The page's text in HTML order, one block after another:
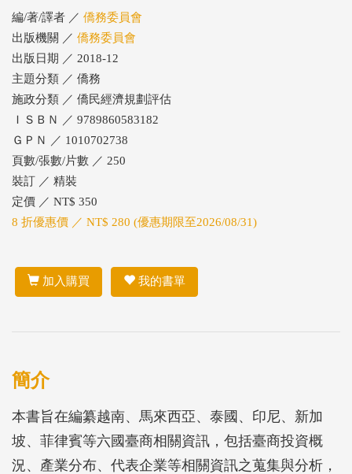
編/著/譯者 ／ 僑務委員會
出版機關 ／ 僑務委員會
出版日期 ／ 2018-12
主題分類 ／ 僑務
施政分類 ／ 僑民經濟規劃評估
ＩＳＢＮ ／ 9789860583182
ＧＰＮ ／ 1010702738
頁數/張數/片數 ／ 250
裝訂 ／ 精裝
定價 ／ NT$ 350
8 折優惠價 ／ NT$ 280 (優惠期限至2026/08/31)
加入購買 我的書單
簡介
本書旨在編纂越南、馬來西亞、泰國、印尼、新加
坡、菲律賓等六國臺商相關資訊，包括臺商投資概
況、產業分布、代表企業等相關資訊之蒐集與分析，